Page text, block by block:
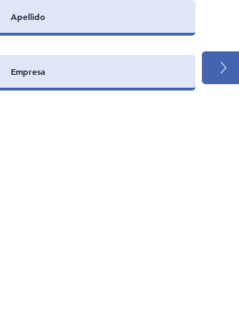
>